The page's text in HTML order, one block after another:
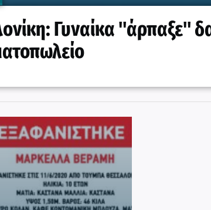
Γυναίκα "άρπαξε"